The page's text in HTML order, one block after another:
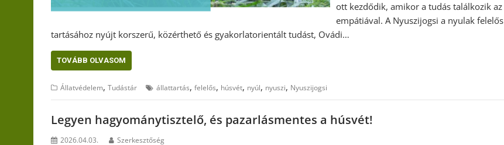
ott kezdődik, amikor a tudás találkozik az
empátiával. A Nyuszijogsi a nyulak felelős
tartásához nyújt korszerű, közérthető és gyakorlatorientált tudást, Ovádi…
TOVÁBB OLVASOM
Állatvédelem, Tudástár állattartás, felelős, húsvét, nyúl, nyuszi, Nyuszijogsi
Legyen hagyománytisztelő, és pazarlásmentes a húsvét!
2026.04.03. Szerkesztőség